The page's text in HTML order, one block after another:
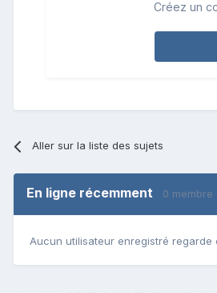
Créez un
Aller sur la liste des sujets
En ligne récemment 0 membre
Aucun utilisateur enregistré regarde